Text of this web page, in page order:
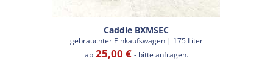
Caddie BXMSEC
gebrauchter Einkaufswagen | 175 Liter
ab25,00 € - bitte anfragen.